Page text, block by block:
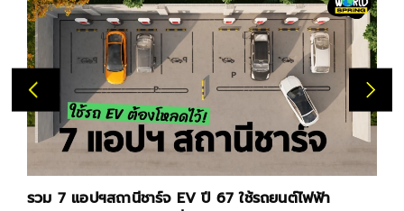
รวม 7 แอปฯสถานีชาร์จ EV ปี 67 ใช้รถยนต์ไฟฟ้า